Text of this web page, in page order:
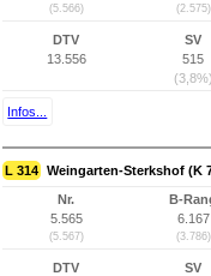
(5.566) (2.575)
DTV
13.556
SV
515
(3,8%)
Infos...
L 314 Weingarten-Sterkshof (K
Nr.
5.565
(5.567)
B-
6.167
(3.786)
DTV
SV